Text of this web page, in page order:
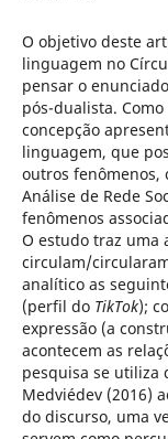
O objetivo deste
linguagem no
pensar o
pós-dualista.
concepção
linguagem, que
outros fenômenos,
Análise de Rede
fenômenos
O estudo traz uma
circulam/
analítico as
(perfil do TikTok);
expressão (a
acontecem as
pesquisa se utiliza
Medviédev (2016)
do discurso, uma